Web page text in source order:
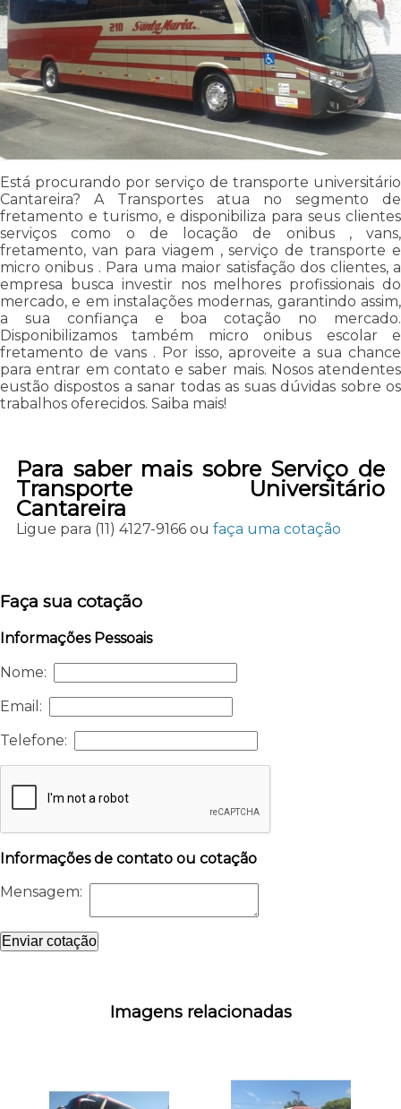
Está procurando por serviço de transporte universitário
Cantareira? A Transportes atua no segmento de
fretamento e turismo, e disponibiliza para seus clientes
serviços como o de locação de onibus , vans,
fretamento, van para viagem , serviço de transporte e
micro onibus . Para uma maior satisfação dos clientes, a
empresa busca investir nos melhores profissionais do
mercado, e em instalações modernas, garantindo assim,
a sua confiança e boa cotação no mercado.
Disponibilizamos também micro onibus escolar e
fretamento de vans . Por isso, aproveite a sua chance
para entrar em contato e saber mais. Nosos atendentes
eustão dispostos a sanar todas as suas dúvidas sobre os
trabalhos oferecidos. Saiba mais!
Para saber mais sobre Serviço de
Transporte Universitário
Cantareira
Ligue para (11) 4127-9166ou faça uma cotação
Faça sua cotação
Informações Pessoais
Nome:
Email:
Telefone:
Informações de contato ou cotação
Mensagem:
Enviar cotação
Imagens relacionadas